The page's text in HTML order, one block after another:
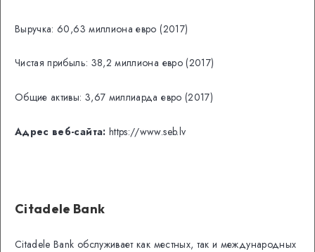
Выручка: 60,63 миллиона евро (2017)
Чистая прибыль: 38,2 миллиона евро (2017)
Общие активы: 3,67 миллиарда евро (2017)
Адрес веб-сайта: https://www.seb.lv
Citadele Bank
Citadele Bank обслуживает как местных, так и международных